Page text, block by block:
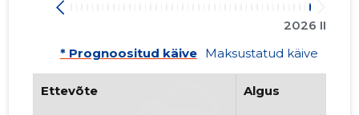
2026 II
* Prognoositud käive Maksustatud käive
Ettevõte Algus